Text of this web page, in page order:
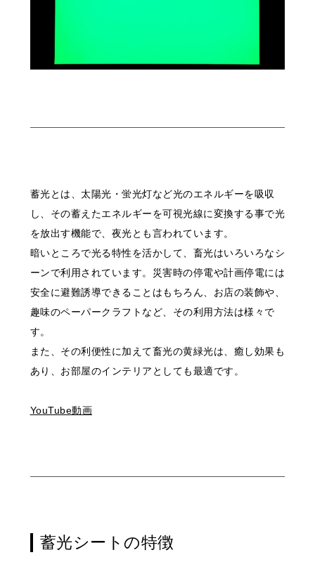
蓄光とは、太陽光・蛍光灯など光のエネルギーを吸収
し、その蓄えたエネルギーを可視光線に変換する事で光
を放出す機能で、夜光とも言われています。
暗いところで光る特性を活かして、畜光はいろいろなシ
ーンで利用されています。災害時の停電や計画停電には
安全に避難誘導できることはもちろん、お店の装飾や、
趣味のペーパークラフトなど、その利用方法は様々で
す。
また、その利便性に加えて畜光の黄緑光は、癒し効果も
あり、お部屋のインテリアとしても最適です。
YouTube動画
蓄光シートの特徴